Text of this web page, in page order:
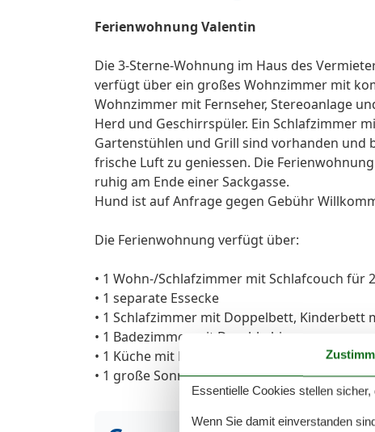
Ferienwohnung Valentin
Die 3-Sterne-Wohnung im Haus des
verfügt über ein großes Wohnzimmer mit
Wohnzimmer mit Fernseher, Stereoanlage
Herd und Geschirrspüler. Ein Schlafzimmer
Gartenstühlen und Grill sind vorhanden und
frische Luft zu geniessen. Die
ruhig am Ende einer Sackgasse.
Hund ist auf Anfrage gegen Gebühr
Die Ferienwohnung verfügt über:
• 1 Wohn-/Schlafzimmer mit Schlafcouch für
• 1 separate Essecke
• 1 Schlafzimmer mit Doppelbett, Kinderbett
• 1 Badezimmer mit Duschkabine
• 1 Küche mit Mikrowelle, Kaffeemaschine,
• 1 große Sonnenterrasse nach Westen und
Essentielle Cookies stellen
Wenn Sie damit einverstanden